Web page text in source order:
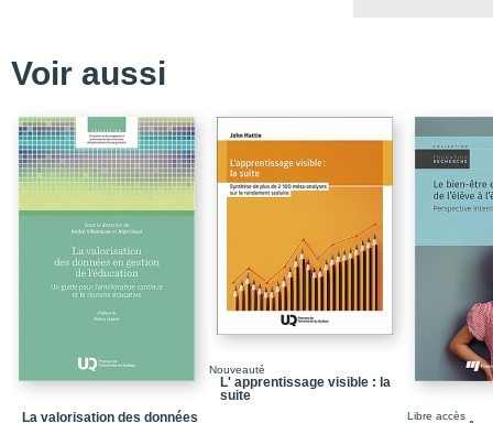
Conclusion
Chapitre 4 / Une
Chapitre 5 / Une
Chapitre 6 / Un
relation enseignant-
Voir aussi
La valorisation des données
Nouveauté
L' apprentissage visible : la
suite
Libre accès